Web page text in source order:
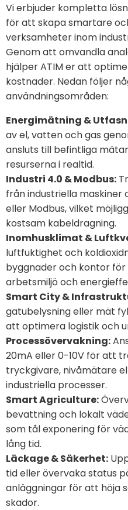
Vi erbjuder kompletta
för att skapa smartare
verksamheter inom
Genom att omvandla
hjälper ATIM er att
kostnader. Nedan följer
användningsområden:
Energimätning &
av el, vatten och gas
ansluts till befintliga
resurserna i realtid.
Industri 4.0 & Modbus:
från industriella maskiner
eller Modbus, vilket
kostsam kabeldragning.
Inomhusklimat &
luftfuktighet och
byggnader och kontor
arbetsmiljö och
Smart City &
gatubelysning eller mät
att optimera logistik och
Processövervakning:
20mA eller 0-10V för att
tryckgivare, nivåmätare
industriella processer.
Smart Agriculture:
bevattning och lokalt
som tål exponering för
lång tid.
Läckage & Säkerhet:
tid eller övervaka status
anläggningar för att höja
skador.